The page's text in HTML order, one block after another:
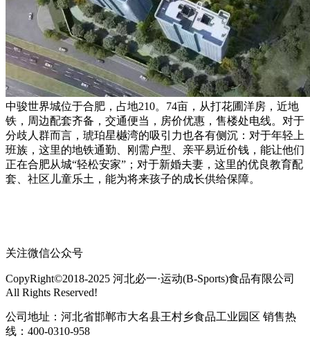
中骏世界城位于合肥，占地210。74亩，从打花圃洋房，近地
铁，周边配套齐备，交通便当，房价优惠，售楼处电线。对于
分歧人群而言，琥珀星樾湾的吸引力也各有侧沉：对于年轻上
班族，这里的地铁通勤、刚需户型、亲平易近价钱，能让他们
正在合肥从城“轻松安家”；对于新婚夫妻，这里的优良教育配
套、社区儿童乐土，能为将来孩子的成长供给保障。
关注微信公众号
CopyRight©2018-2025 河北必一·运动(B-Sports)食品有限公司
All Rights Reserved!
公司地址：河北省邯郸市大名县王村乡食品工业园区 销售热
线：400-0310-958